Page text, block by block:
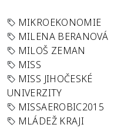
MIKROEKONOMIE
MILENA BERANOVÁ
MILOŠ ZEMAN
MISS
MISS JIHOČESKÉ
UNIVERZITY
MISSAEROBIC2015
MLÁDEŽ KRAJI